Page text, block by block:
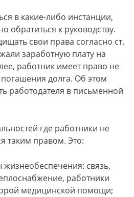
в какие-либо инстанции,
обратиться к руководству.
свои права согласно ст.
заработную плату на
работник имеет право не
долга. Об этом
работодателя в письменной
где работники не
таким правом. Это:
связь,
работники
медицинской помощи;